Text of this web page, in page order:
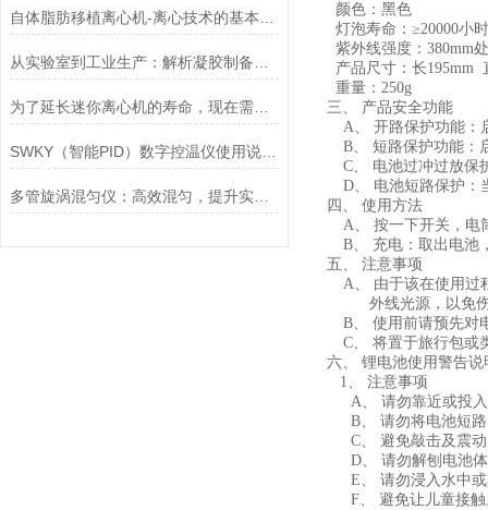
为了延长迷你离心机的寿命，现在需要注意以下几点
SWKY（智能PID）数字控温仪使用说明书
颜色：黑色
灯泡寿命：≥20000小时
紫外线强度： 380mm
产品尺寸：长195mm
重量： 250g
三、 产品安全功能
A、 开路保护功能：
B、 短路保护功能：
C、 电池过冲过放保
D、 电池短路保护：
四、 使用方法
A、 按一下开关，电
B、 充电：取出电池
五、 注意事项
A、 由于该在使用过
外线光源，以免
B、 使用前请预先对
C、 将置于旅行包或
六、 锂电池使用警告说
1、 注意事项
A、 请勿靠近或投
B、 请勿将电池短
C、 避免敲击及震
D、 请勿解刨电池
E、 请勿浸入水中
F、 避免让儿童接